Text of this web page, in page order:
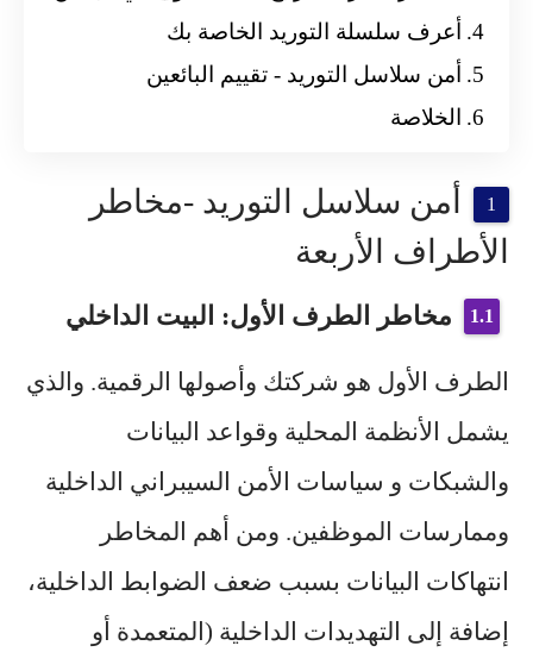
أعرف سلسلة التوريد الخاصة بك
أمن سلاسل التوريد - تقييم البائعين
الخلاصة
أمن سلاسل التوريد -مخاطر
الأطراف الأربعة
مخاطر الطرف الأول: البيت الداخلي
الطرف الأول هو شركتك وأصولها الرقمية. والذي
يشمل الأنظمة المحلية وقواعد البيانات
والشبكات و سياسات الأمن السيبراني الداخلية
وممارسات الموظفين. ومن أهم المخاطر
انتهاكات البيانات بسبب ضعف الضوابط الداخلية،
إضافة إلى التهديدات الداخلية (المتعمدة أو